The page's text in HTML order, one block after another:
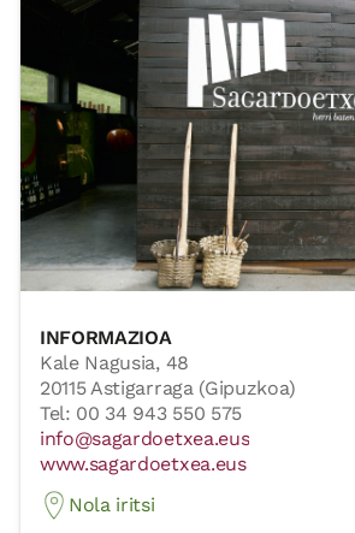
INFORMAZIOA
Kale Nagusia, 48
20115 Astigarraga (Gipuzkoa)
Tel: 00 34 943 550 575
info@sagardoetxea.eus
www.sagardoetxea.eus
Nola iritsi